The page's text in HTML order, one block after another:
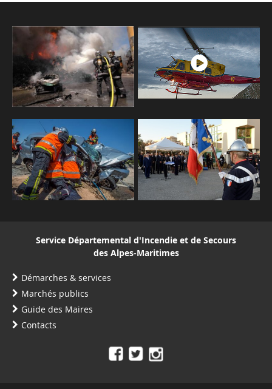
Service Départemental d'Incendie et de Secours
des Alpes-Maritimes
Démarches & services
Marchés publics
Guide des Maires
Contacts